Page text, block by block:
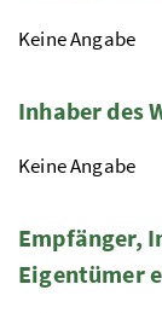
Keine Angabe
Inhaber des
Keine Angabe
Empfänger,
Eigentümer